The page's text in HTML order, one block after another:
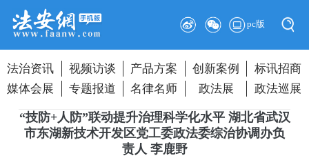
pc版
法治资讯 视频访谈 产品方案 创新案例
标讯招商
媒体会展
专题报道 名律名师 政法展 政法巡展
“技防+人防”联动提升治理科学化水平 湖北省武汉
市东湖新技术开发区党工委政法委综治协调办负
责人 李鹿野